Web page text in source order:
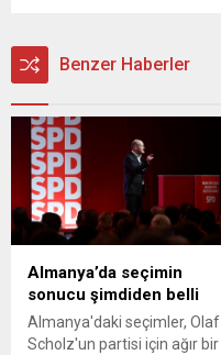
Benzer Haberler
Almanya’da seçimin
sonucu şimdiden belli
Almanya'daki seçimler, Olaf
Scholz'un partisi için ağır bir